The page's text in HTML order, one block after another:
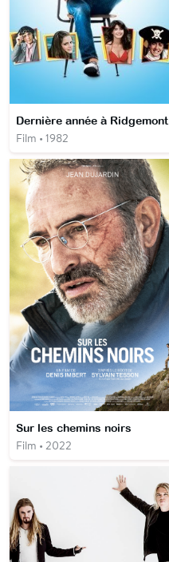
Dernière année à Ridgemont
Film • 1982
Sur les chemins noirs
Film • 2022